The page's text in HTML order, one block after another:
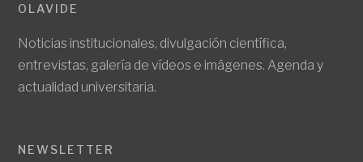
OLAVIDE
Noticias institucionales, divulgación científica,
entrevistas, galería de vídeos e imágenes. Agenda y
actualidad universitaria.
NEWSLETTER